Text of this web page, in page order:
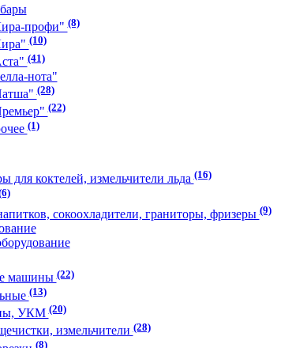
профи"(8)
(10)
(41)
нота"
(28)
(22)
(1)
для коктелей, измельчители льда(16)
сокоохладители, граниторы, фризеры(9)
машины(22)
(13)
УКМ(20)
измельчители(28)
(8)